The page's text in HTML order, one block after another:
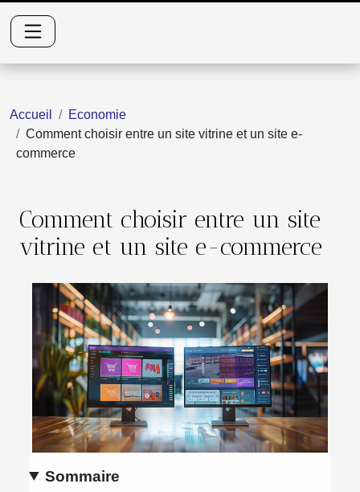
Accueil
Economie
Comment choisir entre un site vitrine et un site e-
commerce
Comment choisir entre un site
vitrine et un site e-commerce
Sommaire